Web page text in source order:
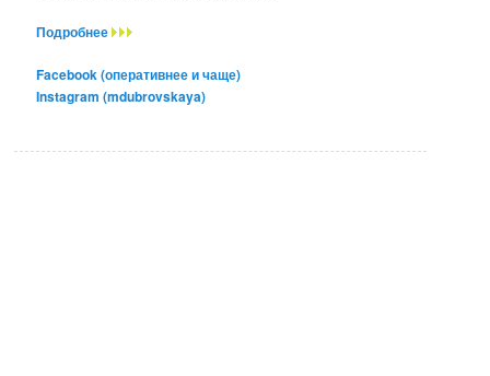
Подробнее
Facebook (оперативнее и чаще)
Instagram (mdubrovskaya)